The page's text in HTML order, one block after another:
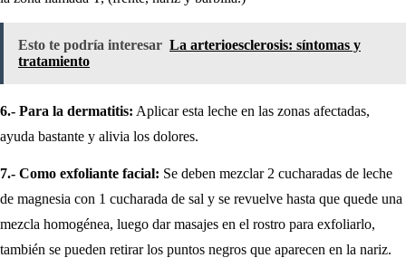
Esto te podría interesar La arterioesclerosis: síntomas y
tratamiento
6.- Para la dermatitis: Aplicar esta leche en las zonas afectadas,
ayuda bastante y alivia los dolores.
7.- Como exfoliante facial: Se deben mezclar 2 cucharadas de leche
de magnesia con 1 cucharada de sal y se revuelve hasta que quede una
mezcla homogénea, luego dar masajes en el rostro para exfoliarlo,
también se pueden retirar los puntos negros que aparecen en la nariz.